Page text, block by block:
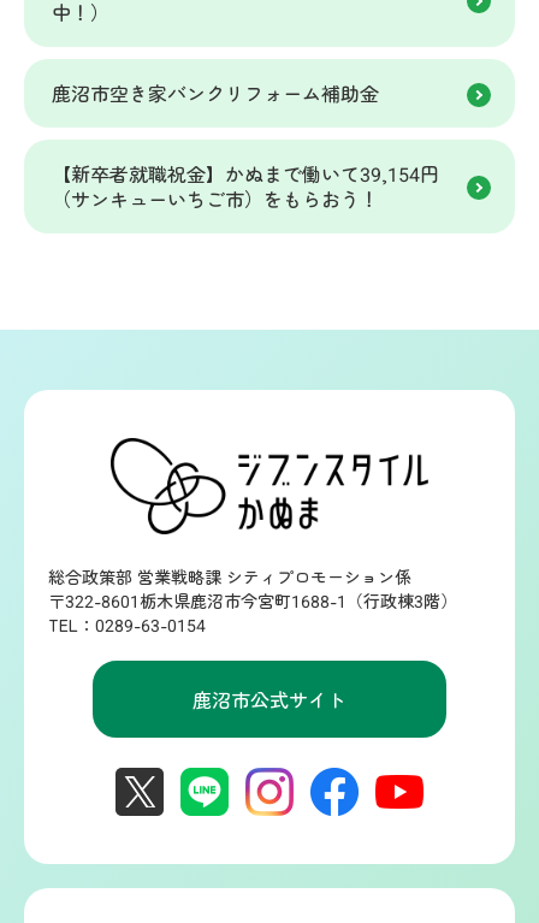
中！）
鹿沼市空き家バンクリフォーム補助金
【新卒者就職祝金】かぬまで働いて39,154円
（サンキューいちご市）をもらおう！
総合政策部 営業戦略課 シティプロモーション係
〒322-8601栃木県鹿沼市今宮町1688-1（行政棟3階）
TEL：0289-63-0154
鹿沼市公式サイト